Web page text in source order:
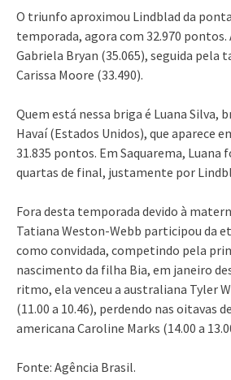
O triunfo aproximou Lindblad da
temporada, agora com 32.970 pontos.
Gabriela Bryan (35.065), seguida pela
Carissa Moore (33.490).
Quem está nessa briga é Luana Silva,
Havaí (Estados Unidos), que aparece
31.835 pontos. Em Saquarema, Luana
quartas de final, justamente por
Fora desta temporada devido à
Tatiana Weston-Webb participou da
como convidada, competindo pela
nascimento da filha Bia, em janeiro
ritmo, ela venceu a australiana Tyler
(11.00 a 10.46), perdendo nas oitavas
americana Caroline Marks (14.00 a
Fonte: Agência Brasil.